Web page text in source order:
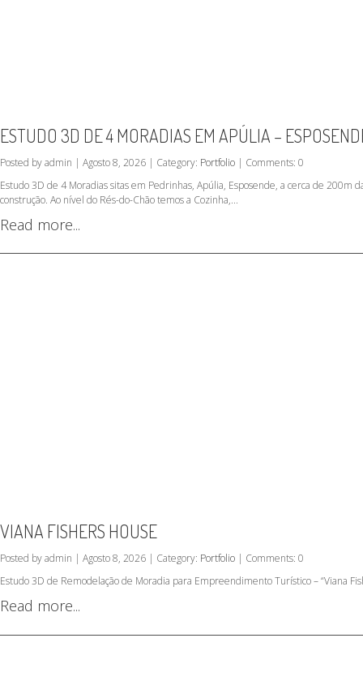
ESTUDO 3D DE 4 MORADIAS EM APÚLIA –
Posted by admin | Agosto 8, 2026 | Category: Portfolio | Comments: 0
Estudo 3D de 4 Moradias sitas em Pedrinhas, Apúlia, Esposende, a cerca de
construção. Ao nível do Rés-do-Chão temos a Cozinha,...
Read more...
VIANA FISHERS HOUSE
Posted by admin | Agosto 8, 2026 | Category: Portfolio | Comments: 0
Estudo 3D de Remodelação de Moradia para Empreendimento Turístico – “Viana
Read more...